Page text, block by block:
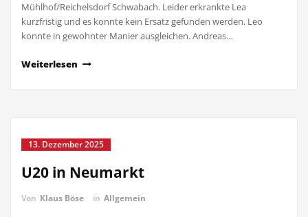
Mühlhof/Reichelsdorf Schwabach. Leider erkrankte Lea
kurzfristig und es konnte kein Ersatz gefunden werden. Leo
konnte in gewohnter Manier ausgleichen. Andreas…
Weiterlesen
13. Dezember 2025
U20 in Neumarkt
Von Klaus Böse in Allgemein